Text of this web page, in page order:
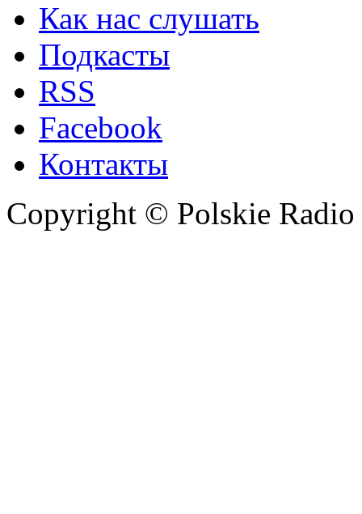
Как нас слушать
Подкасты
RSS
Facebook
Контакты
Copyright © Polskie